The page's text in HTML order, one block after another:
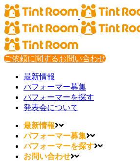
ご依頼に関するお問い合わせ
最新情報
パフォーマー募集
パフォーマーを探す
発表会について
最新情報
パフォーマー募集
パフォーマーを探す
お問い合わせ